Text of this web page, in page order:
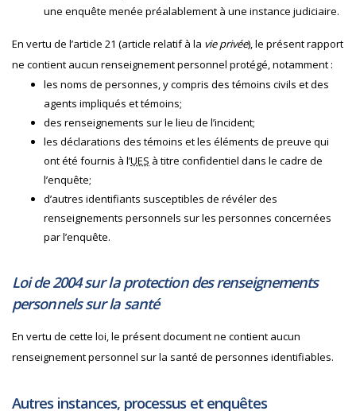
une enquête menée préalablement à une instance judiciaire.
En vertu de l’article 21 (article relatif à la vie privée), le présent rapport
ne contient aucun renseignement personnel protégé, notamment :
les noms de personnes, y compris des témoins civils et des
agents impliqués et témoins;
des renseignements sur le lieu de l’incident;
les déclarations des témoins et les éléments de preuve qui
ont été fournis à l’UES à titre confidentiel dans le cadre de
l’enquête;
d’autres identifiants susceptibles de révéler des
renseignements personnels sur les personnes concernées
par l’enquête.
Loi de 2004 sur la protection des renseignements
personnels sur la santé
En vertu de cette loi, le présent document ne contient aucun
renseignement personnel sur la santé de personnes identifiables.
Autres instances, processus et enquêtes